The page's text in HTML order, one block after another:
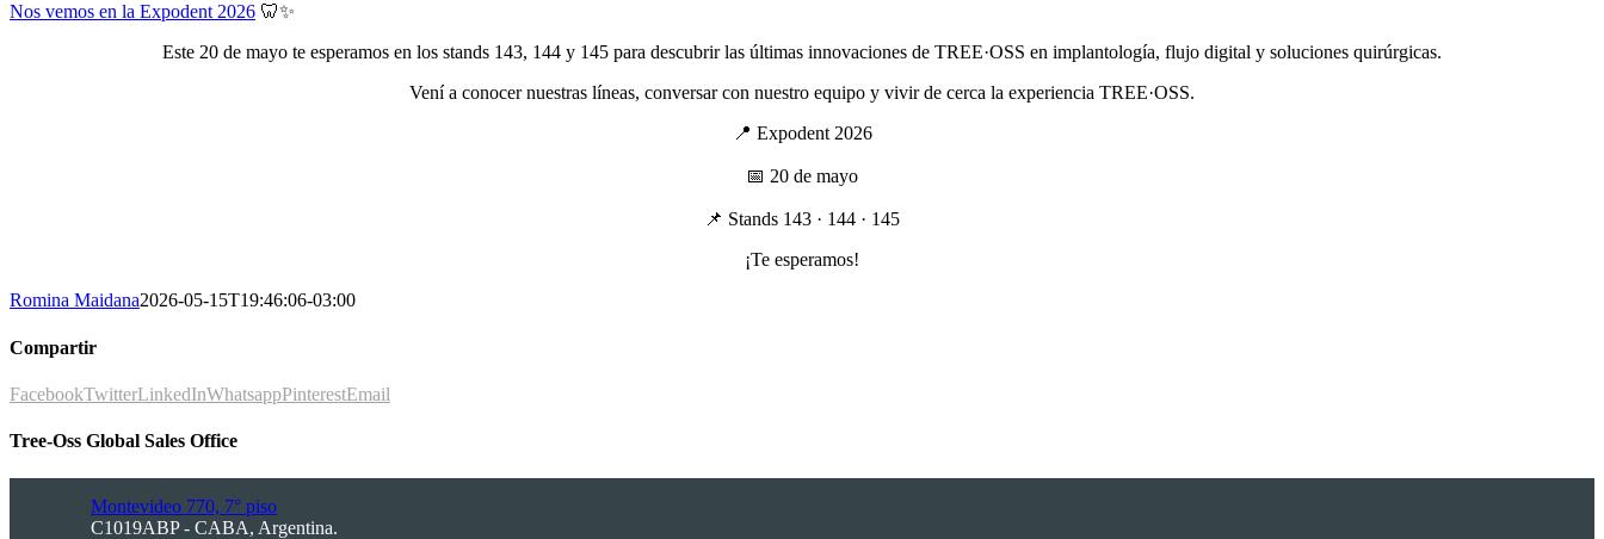
Nos vemos en la Expodent 2026 🦷✨
Este 20 de mayo te esperamos en los stands 143, 144 y 145 para descubrir las últimas innovaciones de TREE·OSS en implantología, flujo digital y soluciones quirúrgicas.
Vení a conocer nuestras líneas, conversar con nuestro equipo y vivir de cerca la experiencia TREE·OSS.
📍 Expodent 2026
📅 20 de mayo
📌 Stands 143 · 144 · 145
¡Te esperamos!
Romina Maidana2026-05-15T19:46:06-03:00
Compartir
FacebookTwitterLinkedInWhatsappPinterestEmail
Tree-Oss Global Sales Office
Montevideo 770, 7° piso
C1019ABP - CABA, Argentina.